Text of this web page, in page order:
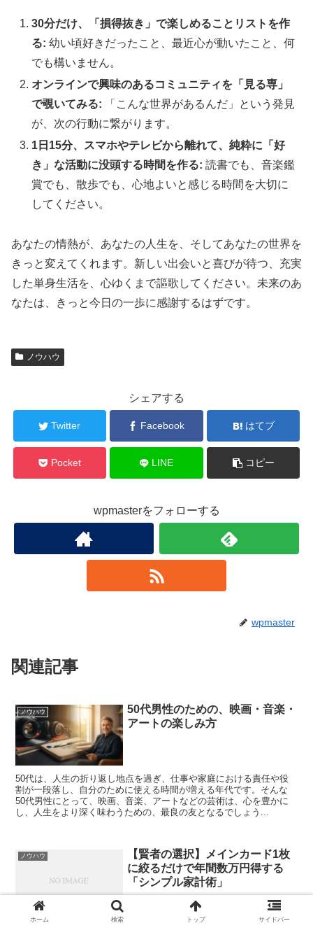
30分だけ、「損得抜き」で楽しめることリストを作
る: 幼い頃好きだったこと、最近心が動いたこと、何
でも構いません。
オンラインで興味のあるコミュニティを「見る専」
で覗いてみる: 「こんな世界があるんだ」という発見
が、次の行動に繋がります。
1日15分、スマホやテレビから離れて、純粋に「好
き」な活動に没頭する時間を作る: 読書でも、音楽鑑
賞でも、散歩でも、心地よいと感じる時間を大切に
してください。
あなたの情熱が、あなたの人生を、そしてあなたの世界を
きっと変えてくれます。新しい出会いと喜びが待つ、充実
した単身生活を、心ゆくまで謳歌してください。未来のあ
なたは、きっと今日の一歩に感謝するはずです。
ノウハウ
シェアする
Twitter Facebook はてブ
Pocket LINE コピー
wpmasterをフォローする
wpmaster
関連記事
ノウハウ
50代男性のための、映画・音楽・
アートの楽しみ方
50代は、人生の折り返し地点を過ぎ、仕事や家庭における責任や役
割が一段落し、自分のために使える時間が増える年代です。そんな
50代男性にとって、映画、音楽、アートなどの芸術は、心を豊かに
し、人生をより深く味わうための、最良の友となるでしょう...
ノウハウ
【賢者の選択】メインカード1枚
に絞るだけで年間数万円得する
「シンプル家計術」
「毎月のカード明細、なんだかごちゃごちゃして分かりにくい…」
ホーム 検索 トップ サイドバー